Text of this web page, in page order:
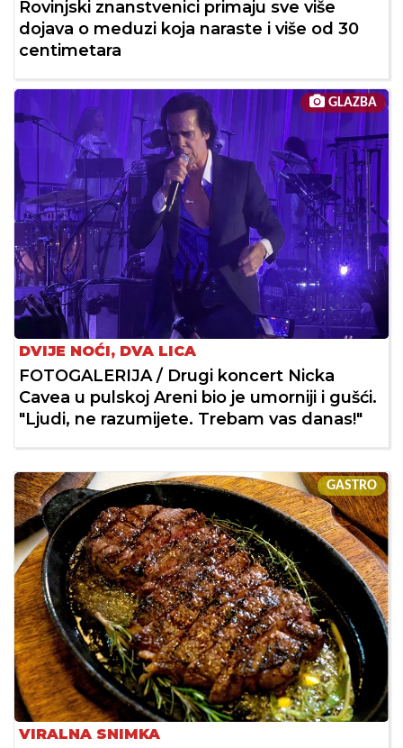
Rovinjski znanstvenici primaju sve više
dojava o meduzi koja naraste i više od 30
centimetara
GLAZBA
DVIJE NOĆI, DVA LICA
FOTOGALERIJA / Drugi koncert Nicka
Cavea u pulskoj Areni bio je umorniji i gušći.
"Ljudi, ne razumijete. Trebam vas danas!"
GASTRO
VIRALNA SNIMKA